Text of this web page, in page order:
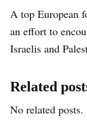
A top European
an effort to
Israelis and
Related
No related posts.